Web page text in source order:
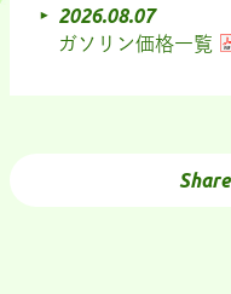
2026.08.07
ガソリン価格一覧
Share